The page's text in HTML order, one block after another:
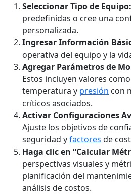
Seleccionar Tipo de Equipo:
predefinidas o cree una
personalizada.
Ingresar Información
operativa del equipo y la
Agregar Parámetros de
Estos incluyen valores
temperatura y presión con
críticos asociados.
Activar Configuraciones
Ajuste los objetivos de
seguridad yfactores de
Haga clic en “Calcular
perspectivas visuales y
planificación del
análisis de costos.